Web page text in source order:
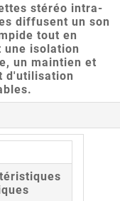
stéréo intra-
diffusent un son
tout en
une isolation
un maintien et
d'utilisation